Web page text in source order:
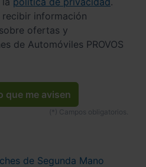
información
ofertas y
de Automóviles PROVOS
que me avisen
de Segunda Mano